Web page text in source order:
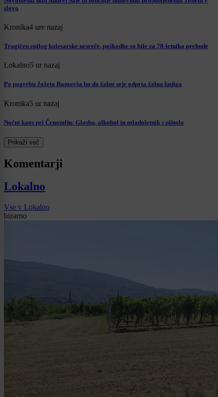
slovo
Kronika4 ure nazaj
Tragičen epilog kolesarske nesreče, poškodbe so bile za 78-letnika prehude
Lokalno5 ur nazaj
Po pogrebu Jožeta Ramovša bo do žalne seje odprta žalna knjiga
Kronika5 ur nazaj
Nočni kaos pri Črnomlju: Glasba, alkohol in mladoletnik s pištolo
Prikaži več
Komentarji
Lokalno
Vse v Lokalno
bizarno